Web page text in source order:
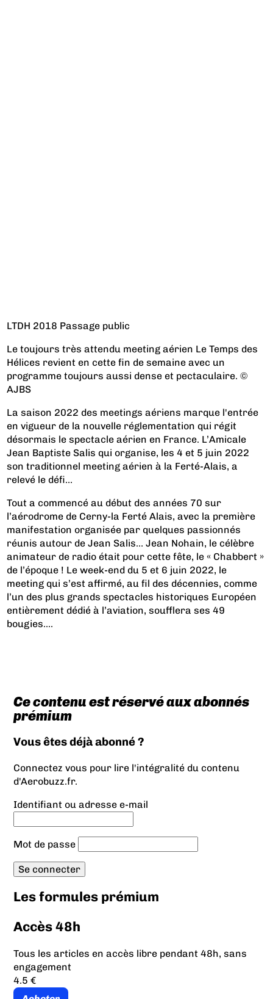
LTDH 2018 Passage public
Le toujours très attendu meeting aérien Le Temps des
Hélices revient en cette fin de semaine avec un
programme toujours aussi dense et pectaculaire. ©
AJBS
La saison 2022 des meetings aériens marque l'entrée
en vigueur de la nouvelle réglementation qui régit
désormais le spectacle aérien en France. L’Amicale
Jean Baptiste Salis qui organise, les 4 et 5 juin 2022
son traditionnel meeting aérien à la Ferté-Alais, a
relevé le défi…
Tout a commencé au début des années 70 sur
l’aérodrome de Cerny-la Ferté Alais, avec la première
manifestation organisée par quelques passionnés
réunis autour de Jean Salis… Jean Nohain, le célèbre
animateur de radio était pour cette fête, le « Chabbert »
de l’époque ! Le week-end du 5 et 6 juin 2022, le
meeting qui s’est affirmé, au fil des décennies, comme
l’un des plus grands spectacles historiques Européen
entièrement dédié à l’aviation, soufflera ses 49
bougies....
Ce contenu est réservé aux abonnés
prémium
Vous êtes déjà abonné ?
Connectez vous pour lire l'intégralité du contenu
d'Aerobuzz.fr.
Identifiant ou adresse e-mail
Mot de passe
Les formules prémium
Accès 48h
Tous les articles en accès libre pendant 48h, sans
engagement
4.5 €